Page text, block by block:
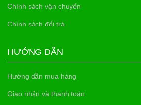
Chính sách vận chuyển
Chính sách đổi trả
HƯỚNG DẪN
Hướng dẫn mua hàng
Giao nhận và thanh toán